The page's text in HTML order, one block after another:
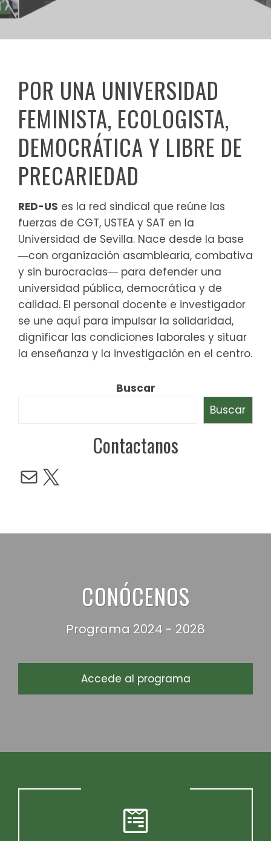
POR UNA UNIVERSIDAD
FEMINISTA, ECOLOGISTA,
DEMOCRÁTICA Y LIBRE DE
PRECARIEDAD
RED-US es la red sindical que reúne las
fuerzas de CGT, USTEA y SAT en la
Universidad de Sevilla. Nace desde la base
―con organización asamblearia, combativa
y sin burocracias― para defender una
universidad pública, democrática y de
calidad. El personal docente e investigador
se une aquí para impulsar la solidaridad,
dignificar las condiciones laborales y situar
la enseñanza y la investigación en el centro.
Buscar
Buscar
Contactanos
Mail
X
CONÓCENOS
Programa 2024 - 2028
Accede al programa